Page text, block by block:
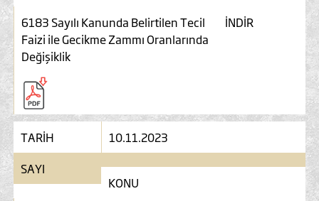
6183 Sayılı Kanunda Belirtilen Tecil
Faizi ile Gecikme Zammı Oranlarında
Değişiklik
İNDİR
TARİH
10.11.2023
SAYI
KONU